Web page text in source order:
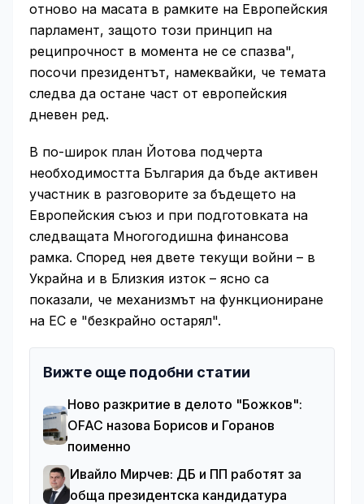
отново на масата в рамките на Европейския
парламент, защото този принцип на
реципрочност в момента не се спазва",
посочи президентът, намеквайки, че темата
следва да остане част от европейския
дневен ред.
В по-широк план Йотова подчерта
необходимостта България да бъде активен
участник в разговорите за бъдещето на
Европейския съюз и при подготовката на
следващата Многогодишна финансова
рамка. Според нея двете текущи войни – в
Украйна и в Близкия изток – ясно са
показали, че механизмът на функциониране
на ЕС е "безкрайно остарял".
Вижте още подобни статии
Ново разкритие в делото "Божков":
OFAC назова Борисов и Горанов
поименно
Ивайло Мирчев: ДБ и ПП работят за
обща президентска кандидатура